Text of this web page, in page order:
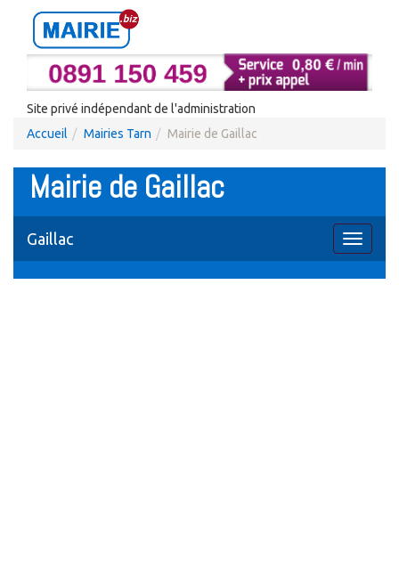
Site privé indépendant de l'administration
Accueil
Mairies Tarn Mairie de Gaillac
Mairie de Gaillac
Toggle
Gaillac